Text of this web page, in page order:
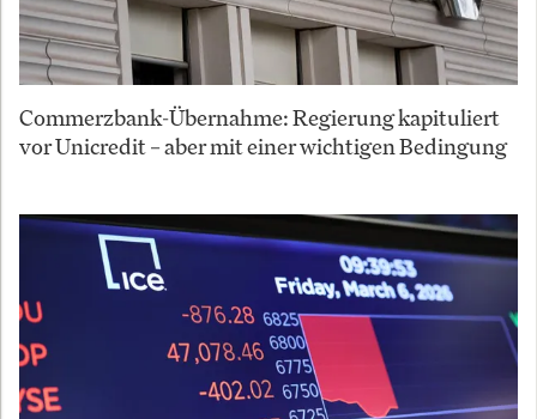
Commerzbank-Übernahme: Regierung kapituliert
vor Unicredit – aber mit einer wichtigen Bedingung